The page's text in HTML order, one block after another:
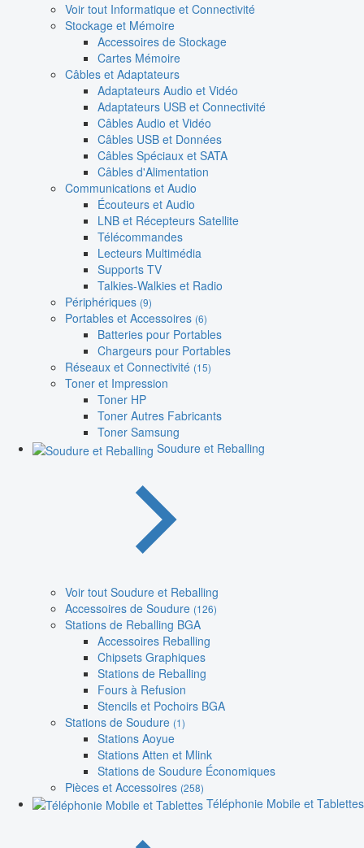
Voir tout Informatique et Connectivité
Stockage et Mémoire
Accessoires de Stockage
Cartes Mémoire
Câbles et Adaptateurs
Adaptateurs Audio et Vidéo
Adaptateurs USB et Connectivité
Câbles Audio et Vidéo
Câbles USB et Données
Câbles Spéciaux et SATA
Câbles d'Alimentation
Communications et Audio
Écouteurs et Audio
LNB et Récepteurs Satellite
Télécommandes
Lecteurs Multimédia
Supports TV
Talkies-Walkies et Radio
Périphériques (9)
Portables et Accessoires (6)
Batteries pour Portables
Chargeurs pour Portables
Réseaux et Connectivité (15)
Toner et Impression
Toner HP
Toner Autres Fabricants
Toner Samsung
Soudure et Reballing
Voir tout Soudure et Reballing
Accessoires de Soudure (126)
Stations de Reballing BGA
Accessoires Reballing
Chipsets Graphiques
Stations de Reballing
Fours à Refusion
Stencils et Pochoirs BGA
Stations de Soudure (1)
Stations Aoyue
Stations Atten et Mlink
Stations de Soudure Économiques
Pièces et Accessoires (258)
Téléphonie Mobile et Tablettes